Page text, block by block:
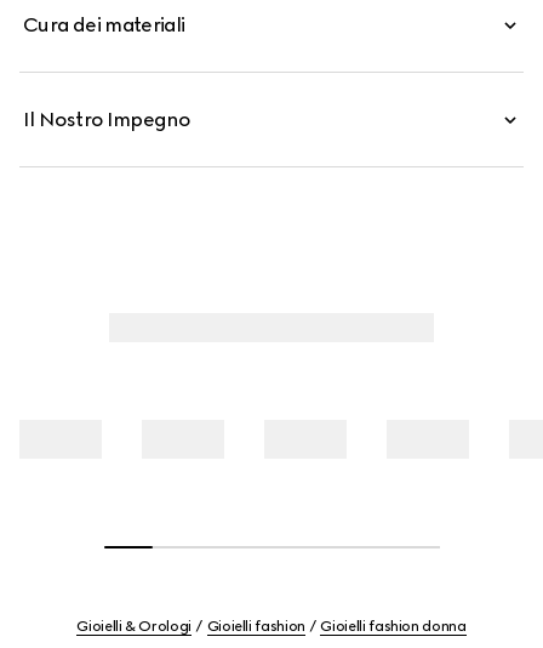
Cura dei materiali
Il Nostro Impegno
Gioielli & Orologi Gioielli fashion Gioielli fashion donna